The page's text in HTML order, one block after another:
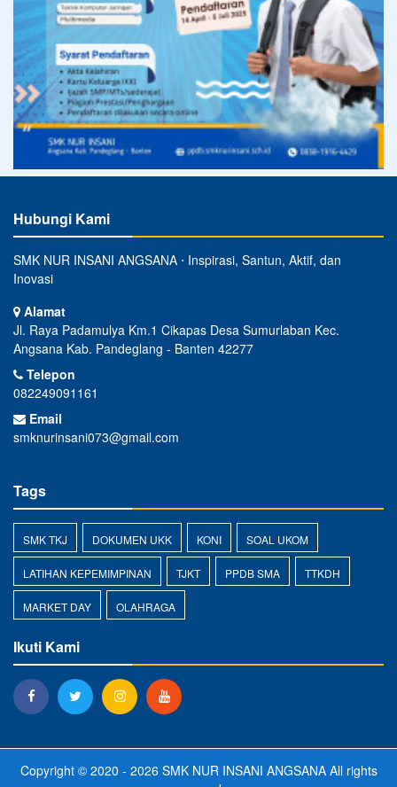
Hubungi Kami
SMK NUR INSANI ANGSANA ⋅ Inspirasi, Santun, Aktif, dan
Inovasi
Alamat
Jl. Raya Padamulya Km.1 Cikapas Desa Sumurlaban Kec.
Angsana Kab. Pandeglang - Banten 42277
Telepon
082249091161
Email
smknurinsani073@gmail.com
Tags
SMK TKJ DOKUMEN UKK KONI SOAL UKOM
LATIHAN KEPEMIMPINAN TJKT PPDB SMA TTKDH
MARKET DAY OLAHRAGA
Ikuti Kami
Copyright © 2020 - 2026 SMK NUR INSANI ANGSANAAll rights